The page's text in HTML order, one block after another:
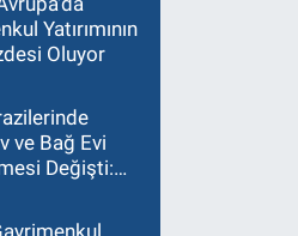
Yatırımının
Oluyor
ve Bağ Evi
Değişti: